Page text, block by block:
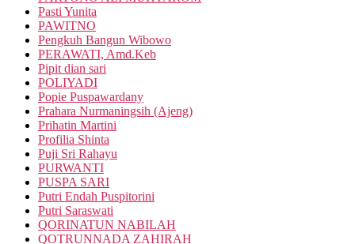
Pasti Yunita
PAWITNO
Pengkuh Bangun Wibowo
PERAWATI, Amd.Keb
Pipit dian sari
POLIYADI
Popie Puspawardany
Prahara Nurmaningsih (Ajeng)
Prihatin Martini
Profilia Shinta
Puji Sri Rahayu
PURWANTI
PUSPA SARI
Putri Endah Puspitorini
Putri Saraswati
QORINATUN NABILAH
QOTRUNNADA ZAHIRAH